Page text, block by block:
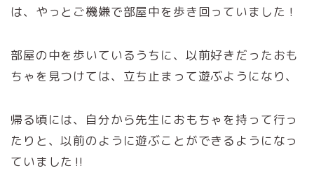
は、やっとご機嫌で部屋中を歩き回っていました！
部屋の中を歩いているうちに、以前好きだったおも
ちゃを見つけては、立ち止まって遊ぶようになり、
帰る頃には、自分から先生におもちゃを持って行っ
たりと、以前のように遊ぶことができるようになっ
ていました‼